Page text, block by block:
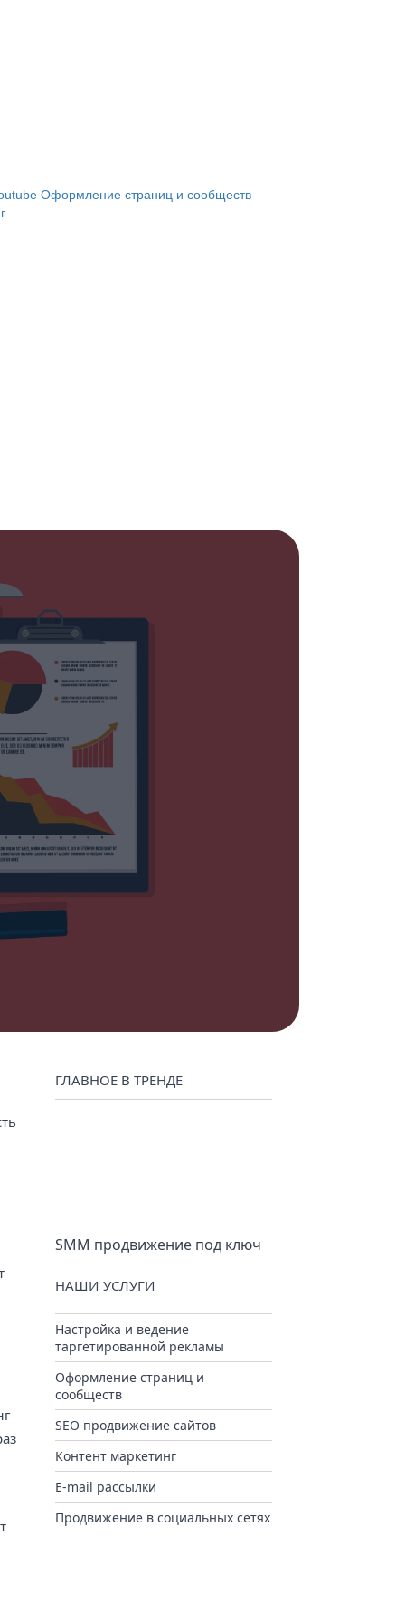
Оформление страниц и сообществ
ГЛАВНОЕ В ТРЕНДЕ
SMM продвижение под ключ
НАШИ УСЛУГИ
Настройка и ведение
таргетированной рекламы
Оформление страниц и
сообществ
SEO продвижение сайтов
Контент маркетинг
E-mail рассылки
Продвижение в социальных сетях